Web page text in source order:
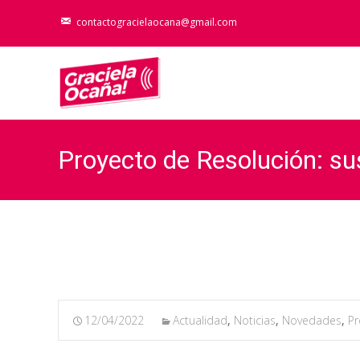
contactogracielaocana@gmail.com
Proyecto de Resolución:
12/04/2022 Actualidad, Noticias, Novedades,